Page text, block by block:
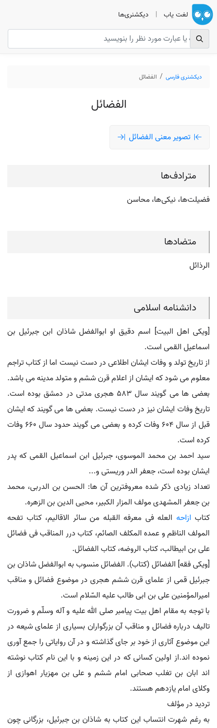
لغت یاب | دیکشنری‌ها
دیکشنری فارسی الفضائل
الفضائل
تصویر معنی الفضائل
مترادف‌ها
فضیلت‌ها، نیکی‌ها، محاسن
متضادها
الرذائل
دانشنامه اسلامی
[ویکی اهل البیت] اسم دقیق او ابوالفضل شاذان ابن جبرئیل بن
اسماعیل القمی است.
از تاریخ تولد و وفات ایشان اطلاعی در دست نیست اما از کتاب تراجم
معلوم می شود که ایشان از اعلام قرن ششم و متولد مدینه می باشد.
بعضی ها می گویند سال 583 هجری مدتی در دمشق بوده است.
تاریخ وفات ایشان نیز در دست نیست. بعضی ها می گویند که ایشان
قبل از سال 604 وفات کرده و بعضی می گویند حدود سال 660 وفات
کرده است.
سید احمد بن محمد الموسوی، جبرئیل ابن اسماعیل القمی که پدر
ایشان بوده است، جعفر الدر وریستی و...
تعداد زیادی ذکر شده معروفترین آن ها: الحسن بن الدربی، محمد
بن جعفر المشهدی مولف المزار الکبیر، محیی الدین بن الزهره.
کتاب ازاحه العله فی معرفه القبله من سائر الاقالیم، کتاب تفحه
المولف الناظم و عمده المکلف الصائم، کتاب درر المناقب فی فضائل
علی بن ابیطالب، کتاب الروضه، کتاب الفضائل.
[ویکی فقه] الفضائل (کتاب). الفضائل منسوب به ابوالفضل شاذان بن
جبرئیل قمی از علمای قرن ششم هجری در موضوع فضائل و مناقب
امیرالمؤمنین علی بن ابی طالب علیه السّلام است.
با توجه به مقام اهل بیت پیامبر صلی الله علیه و آله وسلّم و ضرورت
تالیف درباره فضائل و مناقب آن بزرگواران بسیاری از علمای شیعه در
این موضوع آثاری از خود بر جای گذاشته و در آن روایاتی را جمع آوری
نموده اند.از اولین کسانی که در این زمینه و با این نام کتاب نوشته
اند ابان بن تغلب صحابی امام ششم و علی بن مهزیار اهوازی از
وکلای امام یازدهم هستند.
تردید در مؤلف
به رغم شهرت انتساب این کتاب به شاذان بن جبرئیل، بزرگانی چون